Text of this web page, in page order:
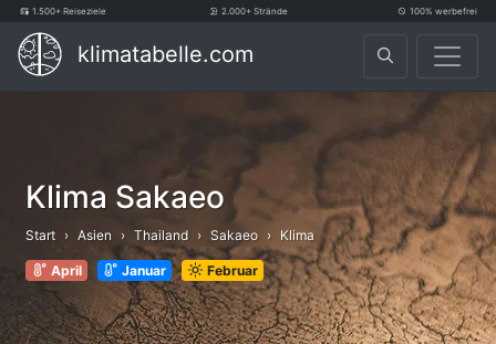
1.500+ Reiseziele 2.000+ Strände 100% werbefrei
klimatabelle.com
Klima Sakaeo
Start Asien Thailand Sakaeo Klima
April Januar Februar